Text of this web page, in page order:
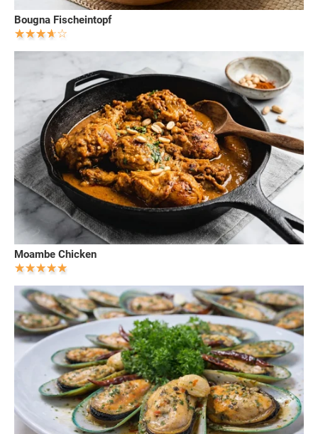
Bougna Fischeintopf
Moambe Chicken